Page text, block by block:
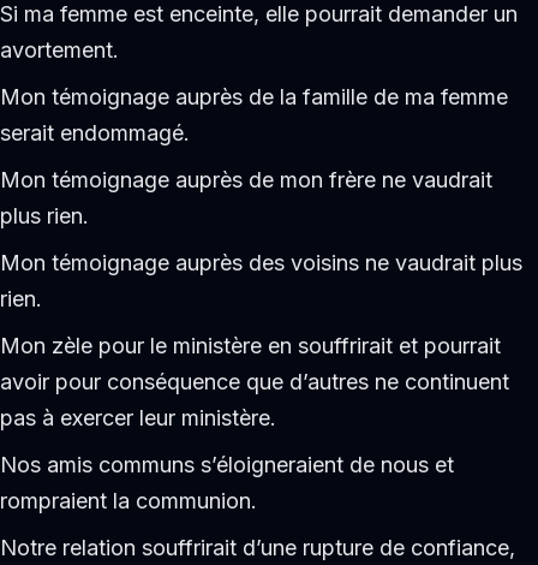
Si ma femme est enceinte, elle pourrait demander un
avortement.
Mon témoignage auprès de la famille de ma femme
serait endommagé.
Mon témoignage auprès de mon frère ne vaudrait
plus rien.
Mon témoignage auprès des voisins ne vaudrait plus
rien.
Mon zèle pour le ministère en souffrirait et pourrait
avoir pour conséquence que d’autres ne continuent
pas à exercer leur ministère.
Nos amis communs s’éloigneraient de nous et
rompraient la communion.
Notre relation souffrirait d’une rupture de confiance,